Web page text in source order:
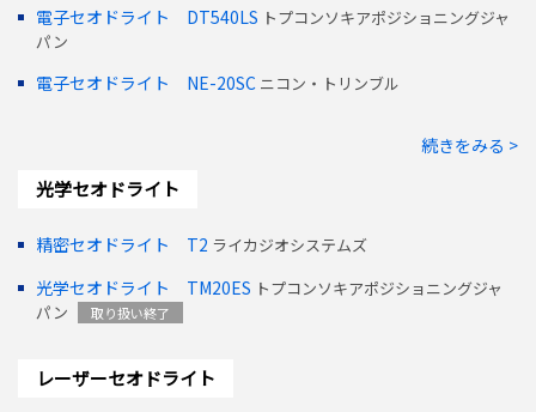
電子セオドライト DT540LS トプコンソキアポジショニングジャ
パン
電子セオドライト NE-20SC ニコン・トリンブル
続きをみる >
光学セオドライト
精密セオドライト T2 ライカジオシステムズ
光学セオドライト TM20ES トプコンソキアポジショニングジャ
パン
取り扱い終了
レーザーセオドライト